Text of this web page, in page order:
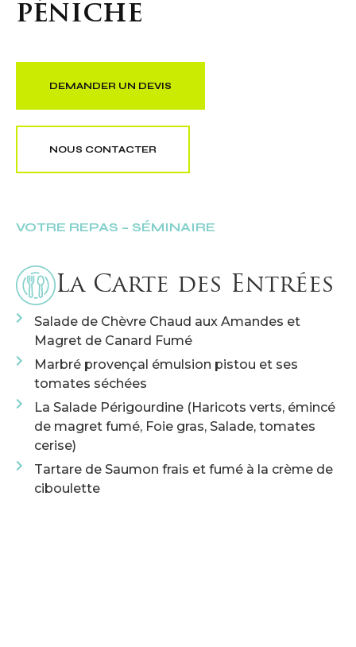
péniche
DEMANDER UN DEVIS
NOUS CONTACTER
VOTRE REPAS – SÉMINAIRE
La Carte des Entrées
Salade de Chèvre Chaud aux Amandes et
Magret de Canard Fumé
Marbré provençal émulsion pistou et ses
tomates séchées
La Salade Périgourdine (Haricots verts, émincé
de magret fumé, Foie gras, Salade, tomates
cerise)
Tartare de Saumon frais et fumé à la crème de
ciboulette